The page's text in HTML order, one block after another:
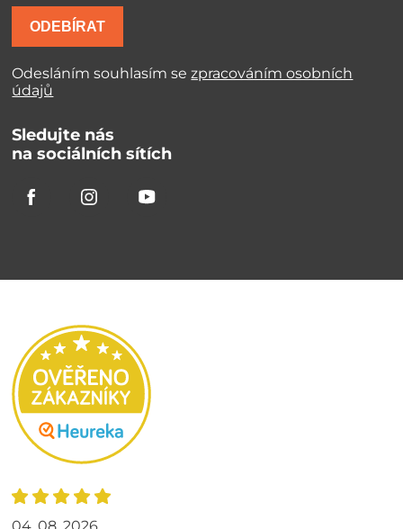
ODEBÍRAT
Odesláním souhlasím sezpracováním osobních
údajů
Sledujte nás
na sociálních sítích